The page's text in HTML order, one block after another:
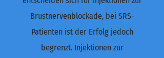
Brustnervenblockade, bei SRS-
Patienten ist der Erfolg jedoch
begrenzt. Injektionen zur